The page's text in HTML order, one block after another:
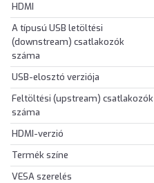
HDMI
A típusú USB letöltési
(downstream) csatlakozók
száma
USB-elosztó verziója
Feltöltési (upstream) csatlakozók
száma
HDMI-verzió
Termék színe
VESA szerelés